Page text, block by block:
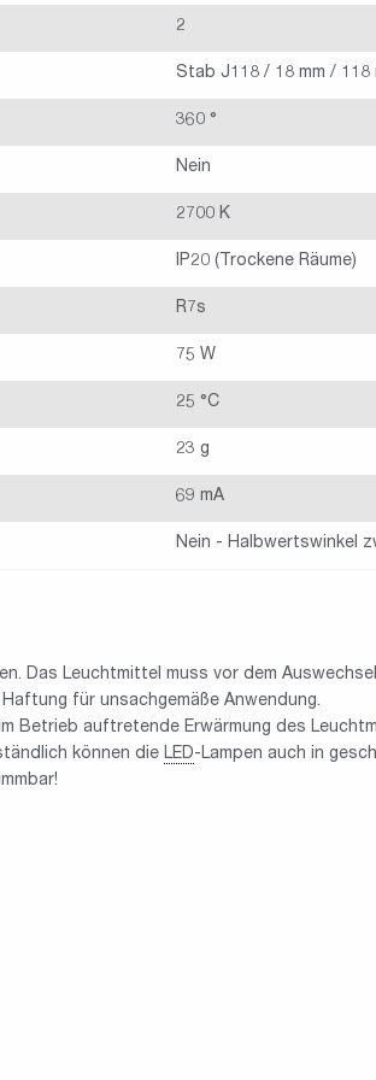
2
Stab J118 / 18 mm / 118
360 °
Nein
2700 K
IP20 (Trockene Räume)
R7s
75 W
25 °C
23 g
69 mA
Nein - Halbwertswinkel
Das Leuchtmittel muss vor dem
für unsachgemäße Anwendung.
Betrieb auftretende Erwärmung des
können die LED-Lampen auch in